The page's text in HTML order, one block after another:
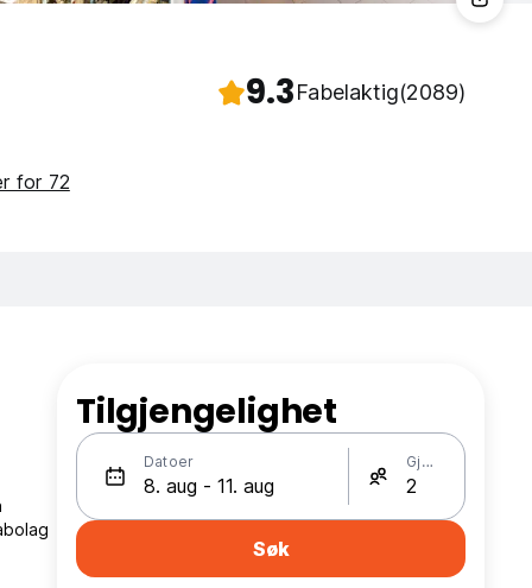
9.3Fabelaktig(2089)
for 72
Tilgjengelighet
Datoer Gjester
Søk